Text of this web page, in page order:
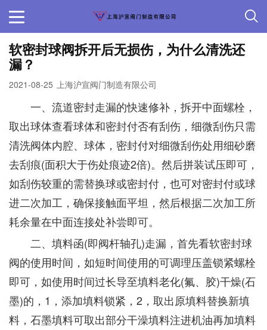
软密封球阀拆开后无损伤，为什么清洗还
漏？
2021-08-25 上海沪宣阀门制造有限公司
一、流道密封走漏的快速修补，拆开中面螺栓，
取出球体查看球体和密封付否有刮伤，细微刮伤只需
清洗阀体内腔、球体，密封付对细微刮伤处用细砂磨
去刮痕(面积大于伤处痕迹2倍)。然后拼装试压即可，
如刮伤较重的需替换球或密封付，也可对密封付或球
进二次加工，确保接触面平坦，然后根据二次加工所
耗余量在中面连接处补尝即可。
二、填料函(即阀杆轴孔)走漏，首先看软密封球
阀的使用时间，如短时间使用的可调理压盖锁紧螺栓
即可，如使用时间过长导至填料老化(氟、胶)干燥(石
墨)的，1，添加填料锁紧，2，取出原填料替换新填
料，石墨填料可取出部分干澡填料注进机油再加填料